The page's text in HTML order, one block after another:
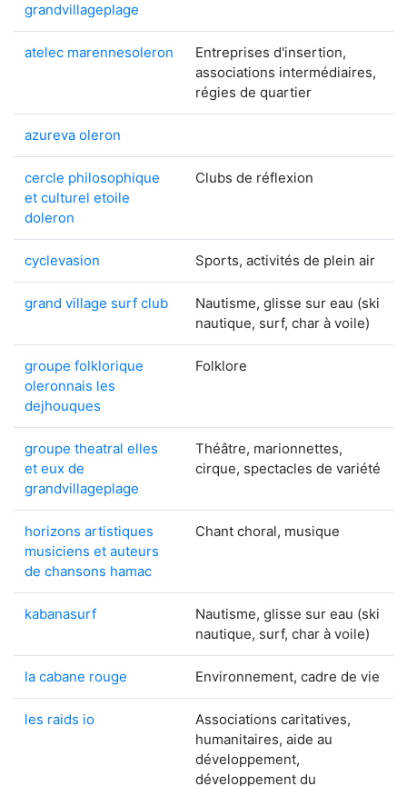
grandvillageplage
atelec marennesoleron
Entreprises d'insertion,
associations intermédiaires,
régies de quartier
azureva oleron
cercle philosophique
et culturel etoile
doleron
Clubs de réflexion
cyclevasion Sports, activités de plein air
grand village surf club
Nautisme, glisse sur eau (ski
nautique, surf, char à voile)
groupe folklorique
oleronnais les
dejhouques
Folklore
groupe theatral elles
et eux de
grandvillageplage
Théâtre, marionnettes,
cirque, spectacles de variété
horizons artistiques
musiciens et auteurs
de chansons hamac
Chant choral, musique
kabanasurf
Nautisme, glisse sur eau (ski
nautique, surf, char à voile)
la cabane rouge Environnement, cadre de vie
les raids io
Associations caritatives,
humanitaires, aide au
développement,
développement du